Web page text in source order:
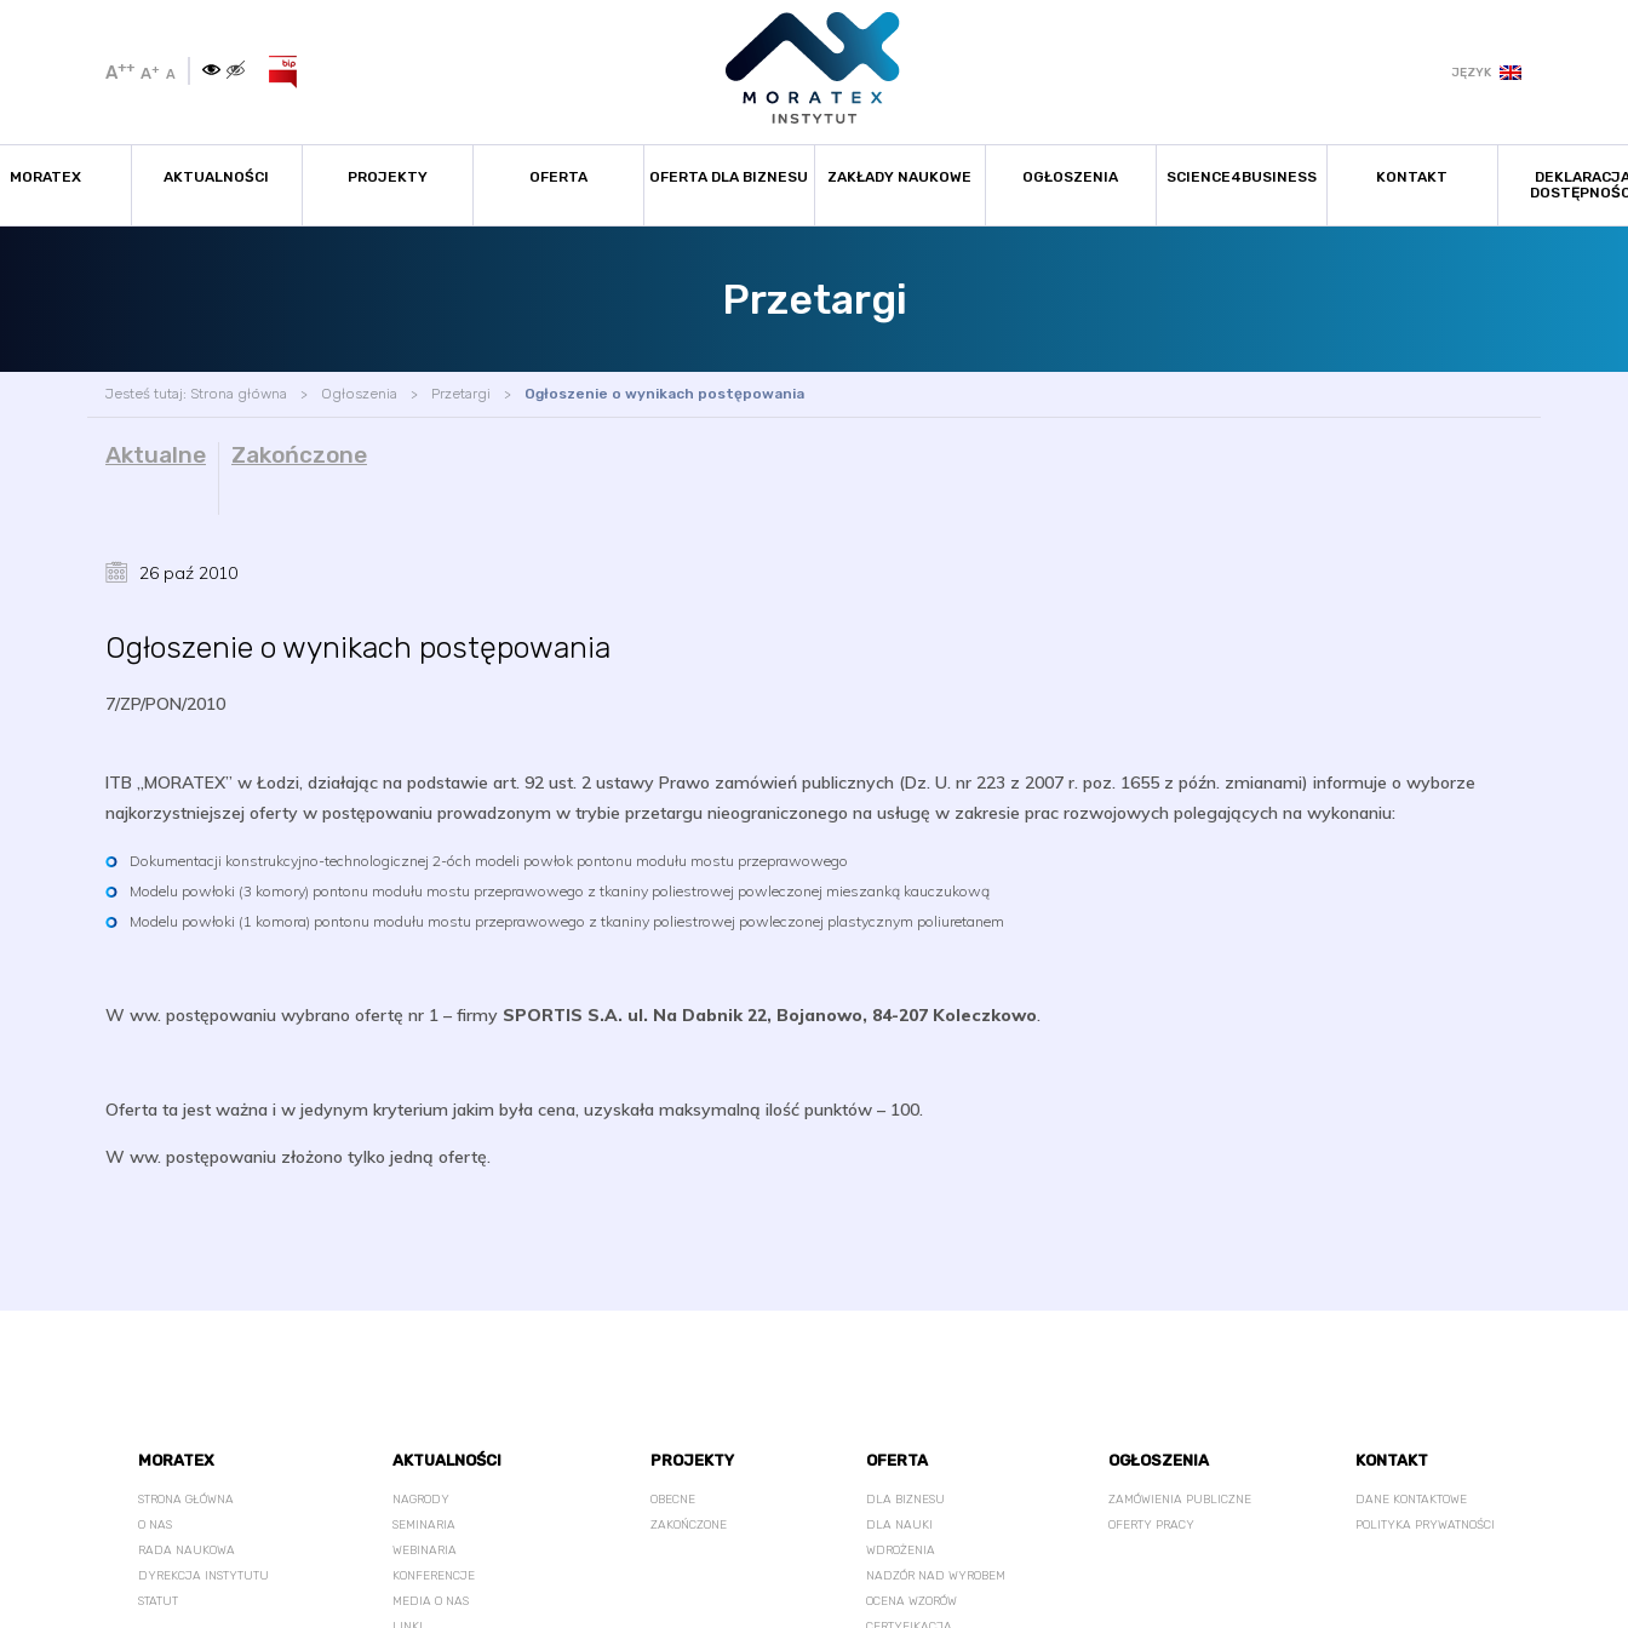
A++ A+ A JĘZYK
MORATEX AKTUALNOŚCI PROJEKTY OFERTA OFERTA DLA BIZNESU ZAKŁADY NAUKOWE OGŁOSZENIA SCIENCE4BUSINESS KONTAKT
Przetargi
Jesteś tutaj: Strona główna Ogłoszenia Przetargi Ogłoszenie o wynikach postępowania
Aktualne Zakończone
26 paź 2010
Ogłoszenie o wynikach postępowania
7/ZP/PON/2010
ITB „MORATEX” w Łodzi, działając na podstawie art. 92 ust. 2 ustawy Prawo zamówień publicznych (Dz. U. nr 223 z 2007 r. poz. 1655 z późn. zmianami) informuje o wyborze
najkorzystniejszej oferty w postępowaniu prowadzonym w trybie przetargu nieograniczonego na usługę w zakresie prac rozwojowych polegających na wykonaniu:
Dokumentacji konstrukcyjno-technologicznej 2-óch modeli powłok pontonu modułu mostu przeprawowego
Modelu powłoki (3 komory) pontonu modułu mostu przeprawowego z tkaniny poliestrowej powleczonej mieszanką kauczukową
Modelu powłoki (1 komora) pontonu modułu mostu przeprawowego z tkaniny poliestrowej powleczonej plastycznym poliuretanem
W ww. postępowaniu wybrano ofertę nr 1 – firmy SPORTIS S.A. ul. Na Dabnik 22, Bojanowo, 84-207 Koleczkowo.
Oferta ta jest ważna i w jedynym kryterium jakim była cena, uzyskała maksymalną ilość punktów – 100.
W ww. postępowaniu złożono tylko jedną ofertę.
MORATEX
STRONA GŁÓWNA
O NAS
RADA NAUKOWA
DYREKCJA INSTYTUTU
STATUT
AKTUALNOŚCI
NAGRODY
SEMINARIA
WEBINARIA
KONFERENCJE
MEDIA O NAS
PROJEKTY
OBECNE
ZAKOŃCZONE
OFERTA
DLA BIZNESU
DLA NAUKI
WDROŻENIA
NADZÓR NAD WYROBEM
OCENA WZORÓW
OGŁOSZENIA
ZAMÓWIENIA PUBLICZNE
OFERTY PRACY
KONTAKT
DANE KONTAKTOWE
POLITYKA PRYWATNOŚCI